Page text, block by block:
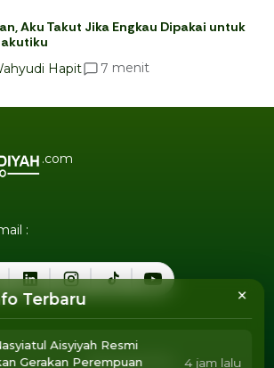
Aku Takut Jika Engkau Dipakai untuk
Hapit
7 menit
.com
:
Tentang Kita
Terbaru
Aisyiyah Resmi
Gerakan Perempuan
4 jam lalu
×